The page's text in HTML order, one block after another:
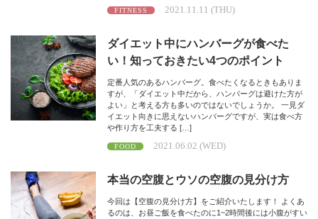
FITNESS 2021.11.11 (THU)
ダイエット中にハンバーグが食べた
い！知っておきたい4つのポイント
定番人気のあるハンバーグ。食べたくなるときもありま
すが、「ダイエット中だから、ハンバーグは避けた方が
よい」と考える方も多いのではないでしょうか。 一見ダ
イエット向きに思えないハンバーグですが、実は食べ方
や作り方を工夫する […]
FOOD 2021.06.02 (WED)
本当の空腹とウソの空腹の見分け方
今回は【空腹の見分け方】をご紹介いたします！ よくあ
るのは、お昼ご飯を食べたのに1~2時間後には小腹がすい